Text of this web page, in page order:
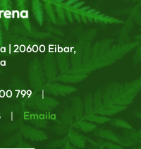
| 20600 Eibar,
799 |
| Emaila